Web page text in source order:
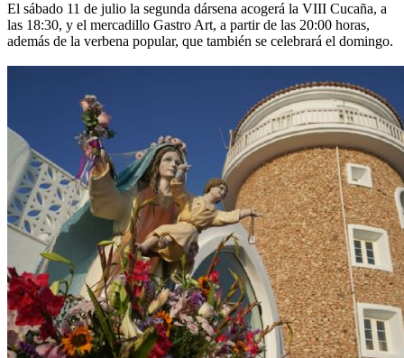
El sábado 11 de julio la segunda dársena acogerá la VIII Cucaña, a
las 18:30, y el mercadillo Gastro Art, a partir de las 20:00 horas,
además de la verbena popular, que también se celebrará el domingo.